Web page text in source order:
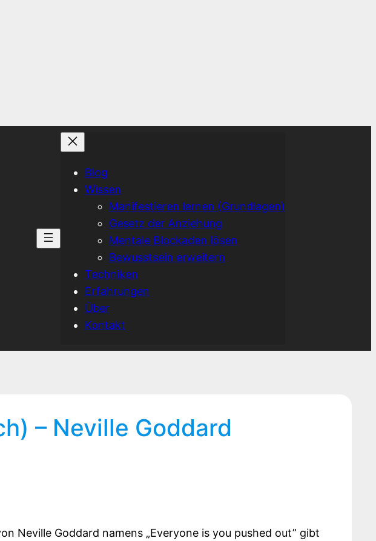
Blog
Wissen
Manifestieren lernen (Grundlagen)
Gesetz der Anziehung
Mentale Blockaden lösen
Bewusstsein erweitern
Techniken
Erfahrungen
Über
Kontakt
– Neville Goddard
Neville Goddard namens „Everyone is you pushed out” gibt